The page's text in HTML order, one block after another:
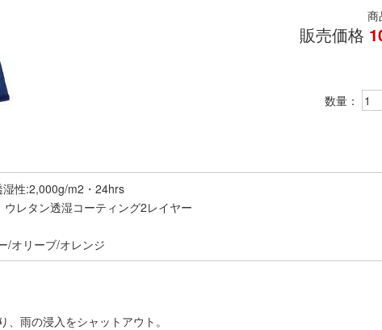
商
販売価格
数量：
性:2,000g/m2・24hrs
レタン透湿コーティング2レイヤー
/オリーブ/オレンジ
雨の浸入をシャットアウト。